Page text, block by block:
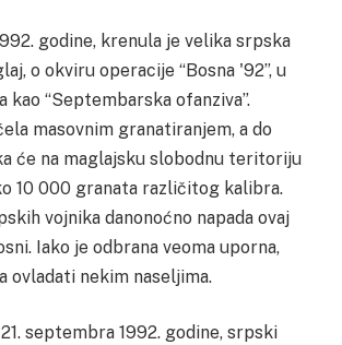
godine, krenula je velika srpska
o okviru operacije “Bosna '92”, u
kao “Septembarska ofanziva”.
masovnim granatiranjem, a do
će na maglajsku slobodnu teritoriju
10 000 granata različitog kalibra.
vojnika danonoćno napada ovaj
Iako je odbrana veoma uporna,
ovladati nekim naseljima.
septembra 1992. godine, srpski